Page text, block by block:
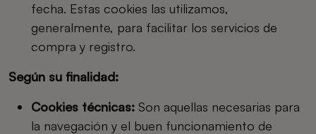
fecha. Estas cookies las utilizamos,
generalmente, para facilitar los servicios de
compra y registro.
Según su finalidad:
Cookies técnicas: Son aquellas necesarias para
la navegación y el buen funcionamiento de